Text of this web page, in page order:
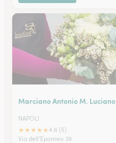
Marciano Antonio M. Luciano
NAPOLI
★★★★★4.6 (5)
Via dell'Epomeo 39